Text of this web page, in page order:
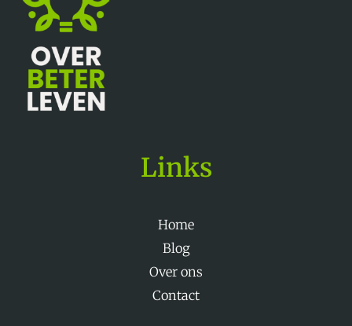
Links
Home
Blog
Over ons
Contact